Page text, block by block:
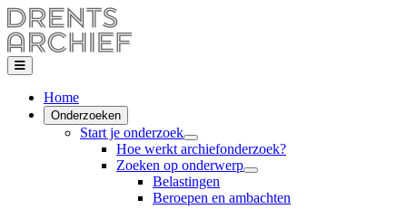
Home
Onderzoeken
Start je onderzoek
Hoe werkt archiefonderzoek?
Zoeken op onderwerp
Belastingen
Beroepen en ambachten